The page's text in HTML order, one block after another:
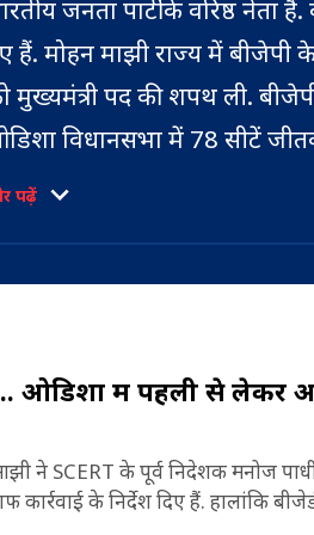
जनता पार्टी के वरिष्ठ
हैं. मोहन माझी राज्य में बीजेपी
मुख्यमंत्री पद की शपथ ली.
विधानसभा में 78 सीटें
21 लोकसभा सीटों में से 20 पर
बीजेपी सरकार का नेतृत्व
क्षेत्र चुने गए थे. उन्होंने
माझी का जन्म 6 जनवरी
पढ़ें
ओडिशा में पहली से लेकर
ने SCERT के पूर्व निदेशक मनोज
के निर्देश दिए हैं. हालांकि